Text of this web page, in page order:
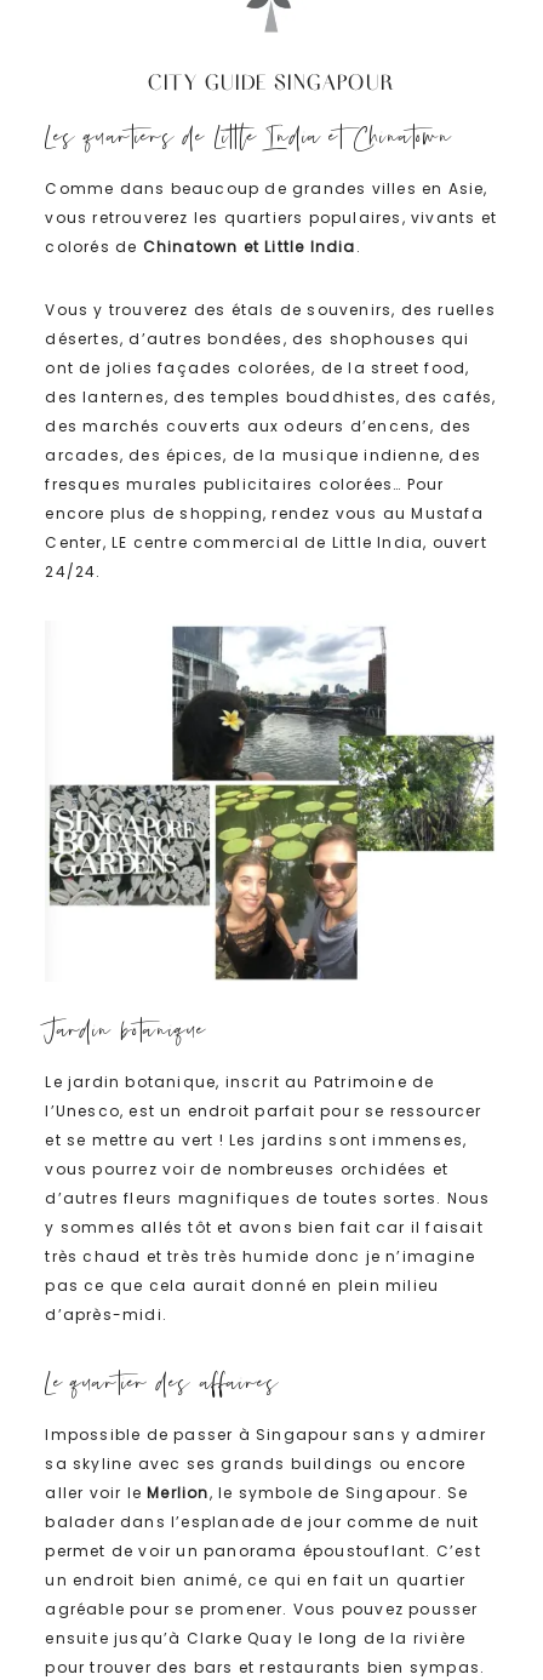
CITY GUIDE SINGAPOUR
Les quartiers de Little India et Chinatown
Comme dans beaucoup de grandes villes en Asie,
vous retrouverez les quartiers populaires, vivants et
colorés de Chinatown et Little India.
Vous y trouverez des étals de souvenirs, des ruelles
désertes, d’autres bondées, des shophouses qui
ont de jolies façades colorées, de la street food,
des lanternes, des temples bouddhistes, des cafés,
des marchés couverts aux odeurs d’encens, des
arcades, des épices, de la musique indienne, des
fresques murales publicitaires colorées… Pour
encore plus de shopping, rendez vous au Mustafa
Center, LE centre commercial de Little India, ouvert
24/24.
Jardin botanique
Le jardin botanique, inscrit au Patrimoine de
l’Unesco, est un endroit parfait pour se ressourcer
et se mettre au vert ! Les jardins sont immenses,
vous pourrez voir de nombreuses orchidées et
d’autres fleurs magnifiques de toutes sortes. Nous
y sommes allés tôt et avons bien fait car il faisait
très chaud et très très humide donc je n’imagine
pas ce que cela aurait donné en plein milieu
d’après-midi.
Le quartier des affaires
Impossible de passer à Singapour sans y admirer
sa skyline avec ses grands buildings ou encore
aller voir leMerlion, le symbole de Singapour. Se
balader dans l’esplanade de jour comme de nuit
permet de voir un panorama époustouflant. C’est
un endroit bien animé, ce qui en fait un quartier
agréable pour se promener. Vous pouvez pousser
ensuite jusqu’à Clarke Quay le long de la rivière
pour trouver des bars et restaurants bien sympas.